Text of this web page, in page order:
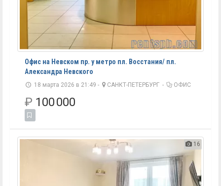
Офис на Невском пр. у метро пл. Восстания/ пл.
Александра Невского
18 марта 2026 в 21:49 - САНКТ-ПЕТЕРБУРГ - ОФИС
₽ 100 000
16